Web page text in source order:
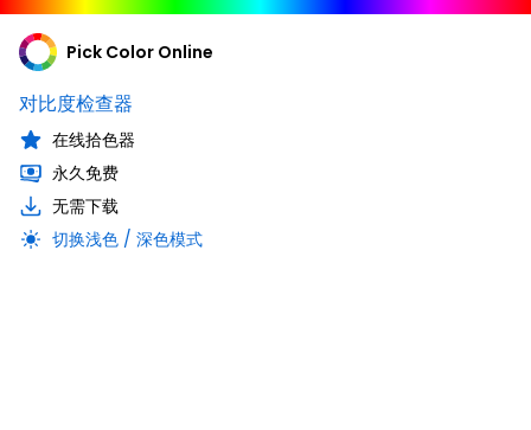
Pick Color Online
对比度检查器
在线拾色器
永久免费
无需下载
切换浅色 / 深色模式